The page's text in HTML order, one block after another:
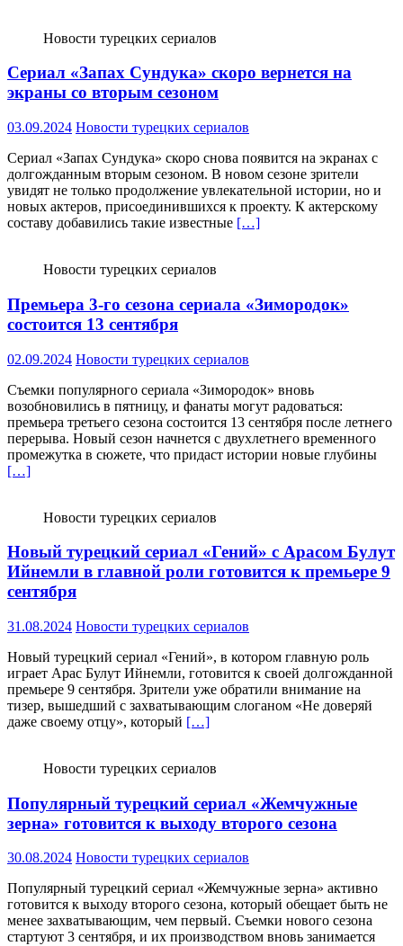
Новости турецких сериалов
Сериал «Запах Сундука» скоро вернется на
экраны со вторым сезоном
03.09.2024 Новости турецких сериалов
Сериал «Запах Сундука» скоро снова появится на экранах с
долгожданным вторым сезоном. В новом сезоне зрители
увидят не только продолжение увлекательной истории, но и
новых актеров, присоединившихся к проекту. К актерскому
составу добавились такие известные […]
Новости турецких сериалов
Премьера 3-го сезона сериала «Зимородок»
состоится 13 сентября
02.09.2024 Новости турецких сериалов
Съемки популярного сериала «Зимородок» вновь
возобновились в пятницу, и фанаты могут радоваться:
премьера третьего сезона состоится 13 сентября после летнего
перерыва. Новый сезон начнется с двухлетнего временного
промежутка в сюжете, что придаст истории новые глубины
[…]
Новости турецких сериалов
Новый турецкий сериал «Гений» с Арасом Булут
Ийнемли в главной роли готовится к премьере 9
сентября
31.08.2024 Новости турецких сериалов
Новый турецкий сериал «Гений», в котором главную роль
играет Арас Булут Ийнемли, готовится к своей долгожданной
премьере 9 сентября. Зрители уже обратили внимание на
тизер, вышедший с захватывающим слоганом «Не доверяй
даже своему отцу», который […]
Новости турецких сериалов
Популярный турецкий сериал «Жемчужные
зерна» готовится к выходу второго сезона
30.08.2024 Новости турецких сериалов
Популярный турецкий сериал «Жемчужные зерна» активно
готовится к выходу второго сезона, который обещает быть не
менее захватывающим, чем первый. Съемки нового сезона
стартуют 3 сентября, и их производством вновь занимается